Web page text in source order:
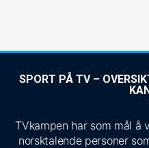
SPORT PÅ TV –
TVkampen har som mål
norsktalende personer